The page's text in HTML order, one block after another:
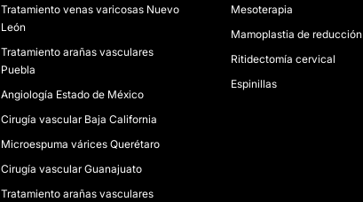
Tratamiento venas varicosas Nuevo
León
Tratamiento arañas vasculares
Puebla
Angiología Estado de México
Cirugía vascular Baja California
Microespuma várices Querétaro
Cirugía vascular Guanajuato
Tratamiento arañas vasculares
Mesoterapia
Mamoplastia de reducción
Ritidectomía cervical
Espinillas